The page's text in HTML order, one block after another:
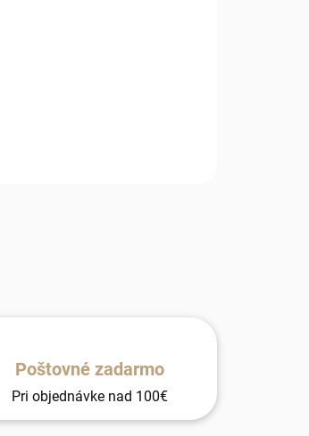
Poštovné zadarmo
Pri objednávke nad 100€